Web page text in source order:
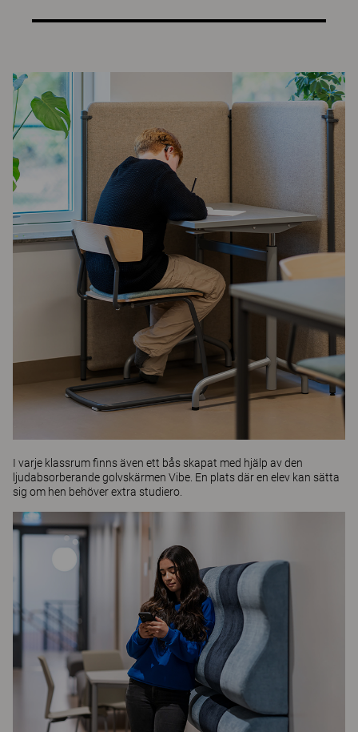
I varje klassrum finns även ett bås skapat med hjälp av den
ljudabsorberande golvskärmen Vibe . En plats där en elev kan sätta
sig om hen behöver extra studiero.